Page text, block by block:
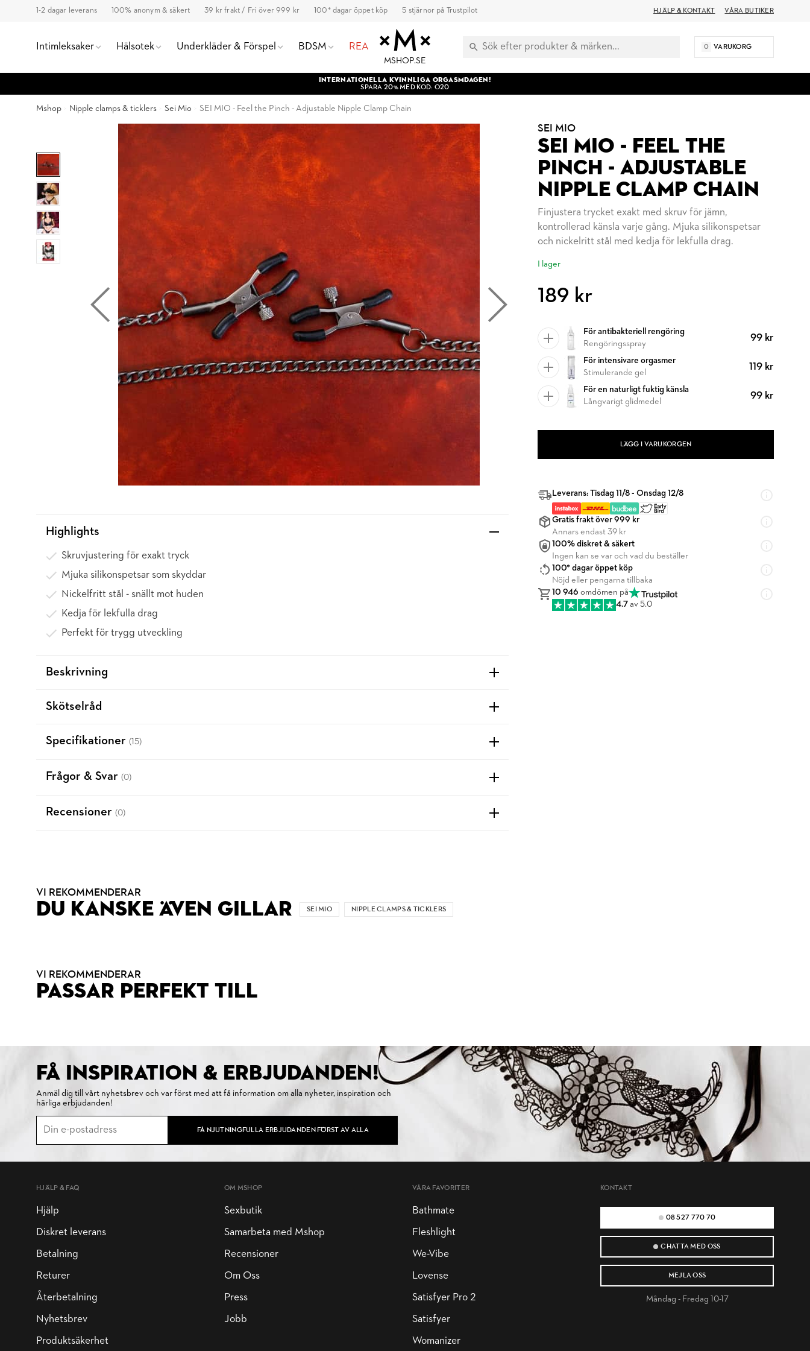
1-2 dagar leverans 100% anonym & säkert 39 kr frakt / Fri över 999 kr 100* dagar öppet köp 5 stjärnor på Trustpilot HJÄLP & KONTAKT VÅRA BUTIKER
Intimleksaker Hälsotek Underkläder & Förspel BDSM REA
MSHOP.SE
0 VARUKORG
INTERNATIONELLA KVINNLIGA ORGASMDAGEN!
SPARA 20% MED KOD: O20
Mshop Nipple clamps & ticklers Sei Mio SEI MIO - Feel the Pinch - Adjustable Nipple Clamp Chain
SEI MIO
SEI MIO - FEEL THE
PINCH - ADJUSTABLE
NIPPLE CLAMP CHAIN
Finjustera trycket exakt med skruv för jämn,
kontrollerad känsla varje gång. Mjuka silikonspetsar
och nickelritt stål med kedja för lekfulla drag.
I lager
189 kr
För antibakteriell rengöring
Rengöringsspray
99 kr
För intensivare orgasmer
Stimulerande gel
119 kr
För en naturligt fuktig känsla
Långvarigt glidmedel
99 kr
LÄGG I VARUKORGEN
Leverans: Tisdag 11/8 - Onsdag 12/8
Gratis frakt över 999 kr
Annars endast 39 kr
100% diskret & säkert
Ingen kan se var och vad du beställer
100* dagar öppet köp
Nöjd eller pengarna tillbaka
10 946 omdömen på
4.7 av 5.0
Highlights
Skruvjustering för exakt tryck
Mjuka silikonspetsar som skyddar
Nickelfritt stål - snällt mot huden
Kedja för lekfulla drag
Perfekt för trygg utveckling
Beskrivning
Skötselråd
Specifikationer (15)
Frågor & Svar (0)
Recensioner (0)
VI REKOMMENDERAR
DU KANSKE ÄVEN GILLAR SEI MIO NIPPLE CLAMPS & TICKLERS
VI REKOMMENDERAR
PASSAR PERFEKT TILL
FÅ INSPIRATION & ERBJUDANDEN!
Anmäl dig till vårt nyhetsbrev och var först med att få information om alla nyheter, inspiration och
härliga erbjudanden!
FÅ NJUTNINGFULLA ERBJUDANDEN FÖRST AV ALLA
KONTAKT
08 527 770 70
CHATTA MED OSS
MEJLA OSS
Måndag - Fredag 10-17
HJÄLP & FAQ
Hjälp
Diskret leverans
Betalning
Returer
Återbetalning
Nyhetsbrev
Produktsäkerhet
OM MSHOP
Sexbutik
Samarbeta med Mshop
Recensioner
Om Oss
Press
Jobb
VÅRA FAVORITER
Bathmate
Fleshlight
We-Vibe
Lovense
Satisfyer Pro 2
Satisfyer
Womanizer